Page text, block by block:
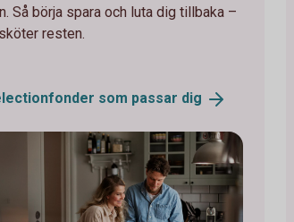
Så börja spara och luta dig tillbaka –
resten.
som passar dig